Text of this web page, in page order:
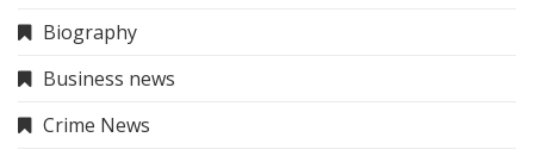
Biography
Business news
Crime News